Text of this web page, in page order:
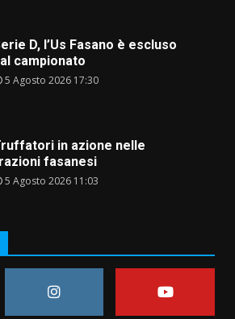
D, l’Us Fasano è escluso
campionato
5 Agosto 2026 17:30
in azione nelle
fasanesi
5 Agosto 2026 11:03
Prefetto: “Noi cittadini di
B”
5 Agosto 2026 06:15